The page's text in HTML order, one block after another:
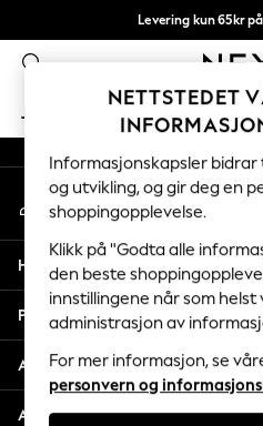
Levering kun 65kr
Vi betaler alle
JENTER GUTTER BABY
GIRLS
New In
50 - 92cm
98 - 110cm
116 - 134cm
140 - 174cm
Trending: Top & Short
Trending: Clogs
Toy Story
THE SET
An error occurred on client
Våre
Min konto
Logg inn på kontoen din
Hjelp
Personvern & Juridisk
Avdelinger
Andre tjenester
NETTSTEDET
Informasjonskapsler
og utvikling, og gir deg en
shoppingopplevelse.
Klikk på "Godta alle
den beste
innstillingene når som helst
administrasjon av
For mer informasjon, se
personvern og